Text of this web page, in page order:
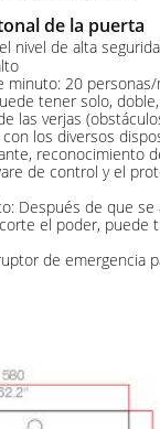
de la puerta
nivel de alta
20
tener solo,
las verjas
los diversos
reconocimiento
de control y el
Después de que
el poder, puede
de emergencia